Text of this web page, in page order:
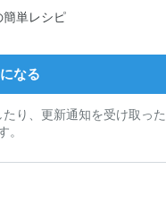
単レシピ
なる
り、更新通知を受け取っ
。